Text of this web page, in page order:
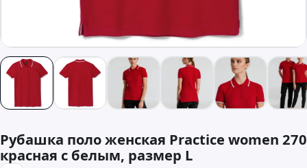
Рубашка поло женская Practice women 270
красная с белым, размер L